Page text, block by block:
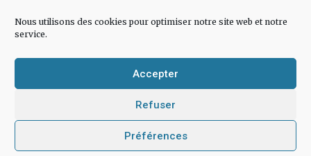
Nous utilisons des cookies pour optimiser notre site web et notre
service.
Accepter
Refuser
Préférences
Copyright © 2026L'écriture, c'est l'aventure
Mentions
Politique de cookies
Contact